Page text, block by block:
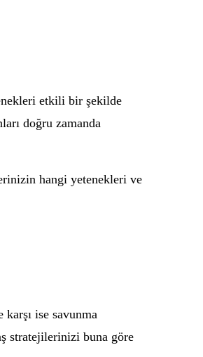
etkili bir şekilde
doğru zamanda
hangi yetenekleri ve
ise savunma
stratejilerinizi buna göre